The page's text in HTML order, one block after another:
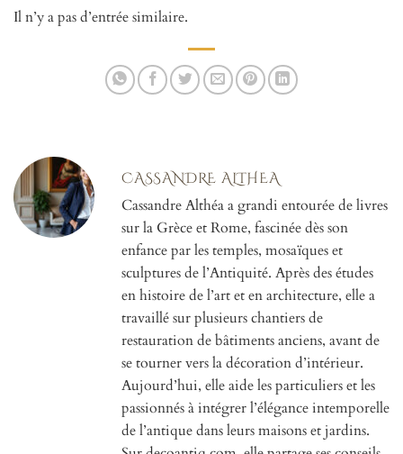
Il n’y a pas d’entrée similaire.
CASSANDRE ALTHEA
Cassandre Althéa a grandi entourée de livres
sur la Grèce et Rome, fascinée dès son
enfance par les temples, mosaïques et
sculptures de l’Antiquité. Après des études
en histoire de l’art et en architecture, elle a
travaillé sur plusieurs chantiers de
restauration de bâtiments anciens, avant de
se tourner vers la décoration d’intérieur.
Aujourd’hui, elle aide les particuliers et les
passionnés à intégrer l’élégance intemporelle
de l’antique dans leurs maisons et jardins.